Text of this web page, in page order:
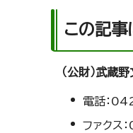
この記
（公財）武蔵
電話：
ファク